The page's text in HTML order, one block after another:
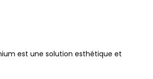
est une solution esthétique et